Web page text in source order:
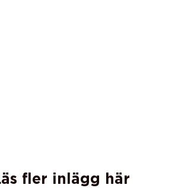
fler inlägg här